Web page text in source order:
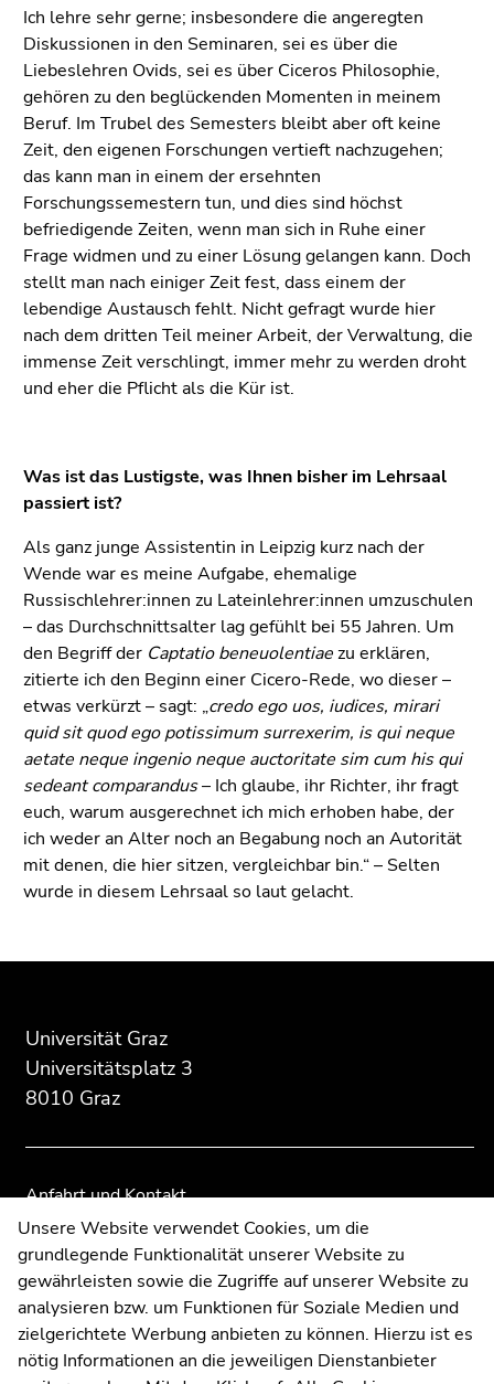
Ich lehre sehr gerne; insbesondere die angeregten
Diskussionen in den Seminaren, sei es über die
Liebeslehren Ovids, sei es über Ciceros Philosophie,
gehören zu den beglückenden Momenten in meinem
Beruf. Im Trubel des Semesters bleibt aber oft keine
Zeit, den eigenen Forschungen vertieft nachzugehen;
das kann man in einem der ersehnten
Forschungssemestern tun, und dies sind höchst
befriedigende Zeiten, wenn man sich in Ruhe einer
Frage widmen und zu einer Lösung gelangen kann. Doch
stellt man nach einiger Zeit fest, dass einem der
lebendige Austausch fehlt. Nicht gefragt wurde hier
nach dem dritten Teil meiner Arbeit, der Verwaltung, die
immense Zeit verschlingt, immer mehr zu werden droht
und eher die Pflicht als die Kür ist.
Was ist das Lustigste, was Ihnen bisher im Lehrsaal
passiert ist?
Als ganz junge Assistentin in Leipzig kurz nach der
Wende war es meine Aufgabe, ehemalige
Russischlehrer:innen zu Lateinlehrer:innen umzuschulen
– das Durchschnittsalter lag gefühlt bei 55 Jahren. Um
den Begriff der Captatio beneuolentiaezu erklären,
zitierte ich den Beginn einer Cicero-Rede, wo dieser –
etwas verkürzt – sagt: „credo ego uos, iudices, mirari
quid sit quod ego potissimum surrexerim, is qui neque
aetate neque ingenio neque auctoritate sim cum his qui
sedeant comparandus– Ich glaube, ihr Richter, ihr fragt
euch, warum ausgerechnet ich mich erhoben habe, der
ich weder an Alter noch an Begabung noch an Autorität
mit denen, die hier sitzen, vergleichbar bin.“ – Selten
wurde in diesem Lehrsaal so laut gelacht.
Seitenbereichs:
Zusatzinformationen:
Universität Graz
Universitätsplatz 3
8010 Graz
Anfahrt und Kontakt
Kommunikation und Öffentlichkeitsarbeit
Moodle
UNIGRAZonline
Impressum
Datenschutzerklärung
Cookie-Einstellungen
Seitenbereichs.
Übersicht
Seitenbereichs.
Übersicht
Unsere Website verwendet Cookies, um die
grundlegende Funktionalität unserer Website zu
gewährleisten sowie die Zugriffe auf unserer Website zu
analysieren bzw. um Funktionen für Soziale Medien und
zielgerichtete Werbung anbieten zu können. Hierzu ist es
nötig Informationen an die jeweiligen Dienstanbieter